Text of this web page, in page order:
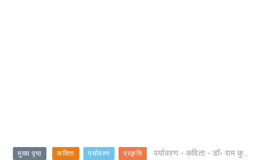
मुख्य पृष्ठ कविता पर्यावरण प्रकृति पर्यावरण - कविता - डॉ॰ राम कुमार झा 'निकुंज'